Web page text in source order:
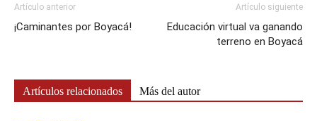
Artículo anterior
¡Caminantes por Boyacá!
Artículo siguiente
Educación virtual va ganando
terreno en Boyacá
Artículos relacionados Más del autor